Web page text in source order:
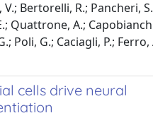
V.; Bertorelli, R.; Pancheri,
Quattrone, A.;
Poli, G.; Caciagli, P.; Ferro,
cells drive neural